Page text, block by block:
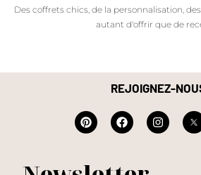
Des coffrets chics, de la personnalisation,
autant d'offrir que de
REJOIGNEZ-